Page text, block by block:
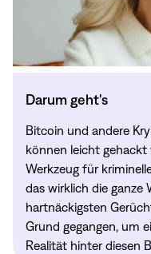
Darum geht's
Bitcoin und andere
können leicht
Werkzeug für
das wirklich die ganze
hartnäckigsten
Grund gegangen, um
Realität hinter diesen